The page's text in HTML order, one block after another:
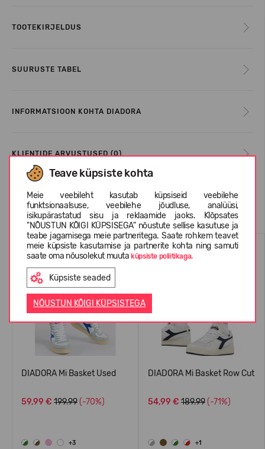
Teave küpsiste kohta
Meie veebileht kasutab küpsiseid veebilehe
funktsionaalsuse, veebilehe jõudluse, analüüsi,
isikupärastatud sisu ja reklaamide jaoks. Klõpsates
"NÕUSTUN KÕIGI KÜPSISEGA" nõustute sellise kasutuse ja
teabe jagamisega meie partneritega. Saate rohkem teavet
meie küpsiste kasutamise ja partnerite kohta ning samuti
saate oma nõusolekut muutaküpsiste poliitikaga.
Küpsiste seaded
NÕUSTUN KÕIGI KÜPSISTEGA
TOOTEKIRJELDUS
SUURUSTE TABEL
INFORMATSIOON KOHTA DIADORA
KLIENTIDE ARVUSTUSED (0)
Sarnased tooted
DIADORA Mi Basket Used
59,99 € 199.99 (-70%)
+3
DIADORA Mi Basket Row Cut
54,99 € 189.99 (-71%)
+1